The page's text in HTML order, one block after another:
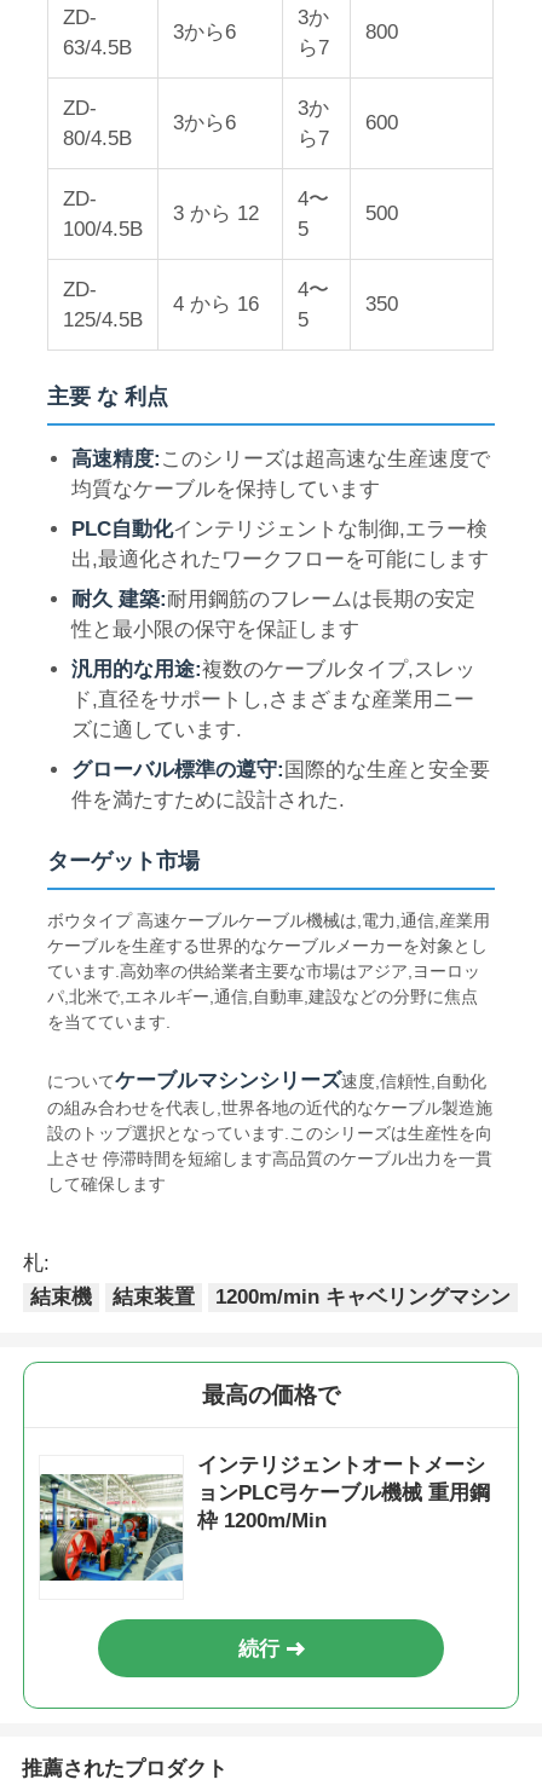
品質管理
お問い合わせ
ニュース
見積依頼
エクストルーション生産ライン
ワイヤー放出ライン
針金のこより機械
ダブルトイストストランディングマシン
包装機
単一のねじれ機械
ペア撚り機
巻き戻し機
ケーブル巻き機
ZD-
63/4.5B
3から6
3か
ら7
800
ZD-
80/4.5B
3から6
3か
ら7
600
ZD-
100/4.5B
3 から 12
4〜
5
500
ZD-
125/4.5B
4 から 16
4〜
5
350
主要 な 利点
高速精度: このシリーズは超高速な生産速度で
均質なケーブルを保持しています
PLC自動化インテリジェントな制御,エラー検
出,最適化されたワークフローを可能にします
耐久 建築:耐用鋼筋のフレームは長期の安定
性と最小限の保守を保証します
汎用的な用途:複数のケーブルタイプ,スレッ
ド,直径をサポートし,さまざまな産業用ニー
ズに適しています.
グローバル標準の遵守: 国際的な生産と安全要
件を満たすために設計された.
ターゲット市場
ボウタイプ 高速ケーブルケーブル機械は,電力,通信,産業用
ケーブルを生産する世界的なケーブルメーカーを対象とし
ています.高効率の供給業者主要な市場はアジア,ヨーロッ
パ,北米で,エネルギー,通信,自動車,建設などの分野に焦点
を当てています.
についてケーブルマシンシリーズ速度,信頼性,自動化
の組み合わせを代表し,世界各地の近代的なケーブル製造施
設のトップ選択となっています.このシリーズは生産性を向
上させ 停滞時間を短縮します高品質のケーブル出力を一貫
して確保します
札:
結束機
結束装置 1200m/min キャベリングマシン
最高の価格で
インテリジェントオートメーシ
ョンPLC弓ケーブル機械 重用鋼
枠 1200m/Min
続行
推薦されたプロダクト